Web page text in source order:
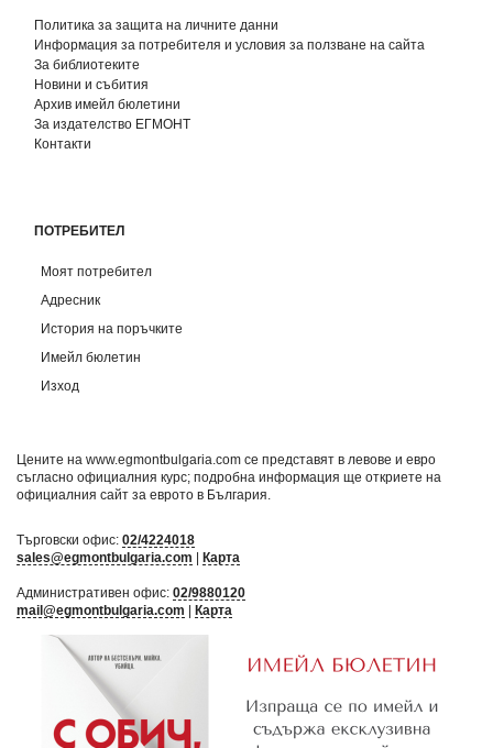
Политика за защита на личните данни
Информация за потребителя и условия за ползване на сайта
За библиотеките
Новини и събития
Архив имейл бюлетини
За издателство ЕГМОНТ
Контакти
ПОТРЕБИТЕЛ
Моят потребител
Адресник
История на поръчките
Имейл бюлетин
Изход
Цените на www.egmontbulgaria.com се представят в левове и евро
съгласно официалния курс; подробна информация ще откриете на
официалния сайт за еврото в България
Търговски офис: 02/4224018
sales@egmontbulgaria.com
Карта
Административен офис: 02/9880120
mail@egmontbulgaria.com
Карта